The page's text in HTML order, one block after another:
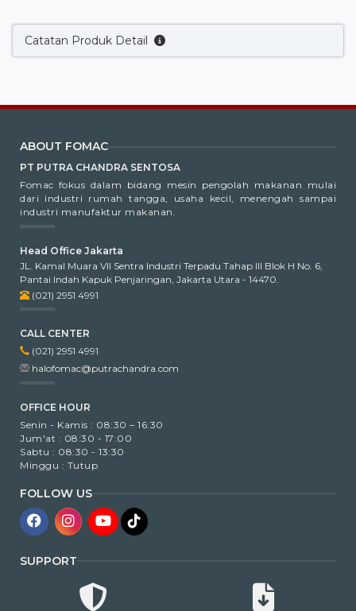
Catatan Produk Detail
ABOUT FOMAC
PT PUTRA CHANDRA SENTOSA
Fomac fokus dalam bidang mesin pengolah makanan mulai
dari industri rumah tangga, usaha kecil, menengah sampai
industri manufaktur makanan.
Head Office Jakarta
JL. Kamal Muara VII Sentra Industri Terpadu Tahap III Blok H No. 6,
Pantai Indah Kapuk Penjaringan, Jakarta Utara - 14470.
(021) 2951 4991
CALL CENTER
(021) 2951 4991
halofomac@putrachandra.com
OFFICE HOUR
Senin - Kamis : 08:30 – 16:30
Jum'at : 08:30 - 17:00
Sabtu : 08:30 - 13:30
Minggu : Tutup
FOLLOW US
SUPPORT